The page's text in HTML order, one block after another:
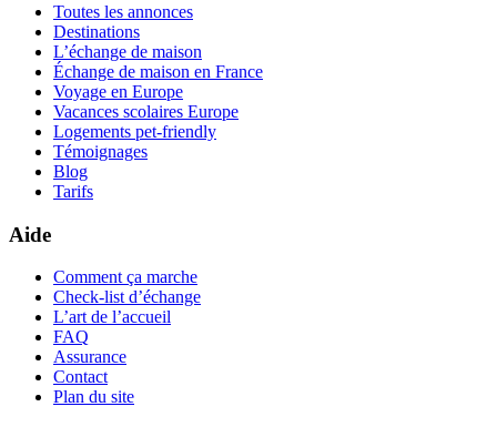
Toutes les annonces
Destinations
L’échange de maison
Échange de maison en France
Voyage en Europe
Vacances scolaires Europe
Logements pet-friendly
Témoignages
Blog
Tarifs
Aide
Comment ça marche
Check-list d’échange
L’art de l’accueil
FAQ
Assurance
Contact
Plan du site